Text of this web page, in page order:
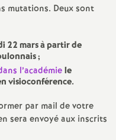
e
m
e
n
mutations. Deux sont
22 mars à partir de
;
l’académiele
visioconférence.
par mail de votre
sera envoyé aux inscrits